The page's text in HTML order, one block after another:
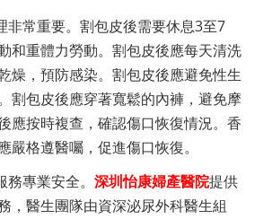
非常重要。割包皮後需要休息3至7
和重體力勞動。割包皮後應每天清洗
燥，預防感染。割包皮後應避免性生
割包皮後應穿著寬鬆的內褲，避免摩
應按時複查，確認傷口恢復情況。香
嚴格遵醫囑，促進傷口恢復。
務專業安全。 深圳怡康婦產醫院提供
，醫生團隊由資深泌尿外科醫生組